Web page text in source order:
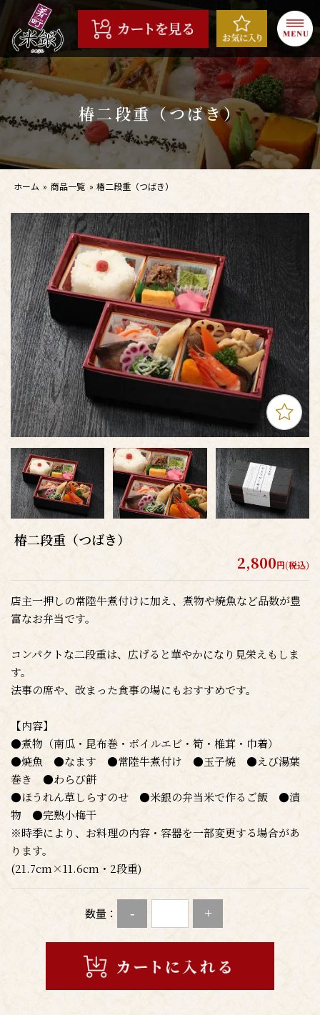
ン
ツ
へ
ス
プ
椿二段重（つばき）
ホーム » 商品一覧 » 椿二段重（つばき）
椿二段重（つばき）
2,800円(税込)
店主一押しの常陸牛煮付けに加え、煮物や焼魚など品数が豊
富なお弁当です。
コンパクトな二段重は、広げると華やかになり見栄えもしま
す。
法事の席や、改まった食事の場にもおすすめです。
【内容】
●煮物（南瓜・昆布巻・ボイルエビ・筍・椎茸・巾着）
●焼魚 ●なます ●常陸牛煮付け ●玉子焼 ●えび湯葉
巻き ●わらび餅
●ほうれん草しらすのせ ●米銀の弁当米で作るご飯 ●漬
物 ●完熟小梅干
※時季により、お料理の内容・容器を一部変更する場合があ
ります。
(21.7cm×11.6cm・2段重)
数量： - +